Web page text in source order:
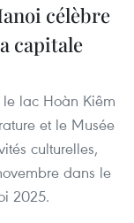
célèbre
capitale
lac Hoàn Kiêm
et le Musée
culturelles,
dans le
2025.